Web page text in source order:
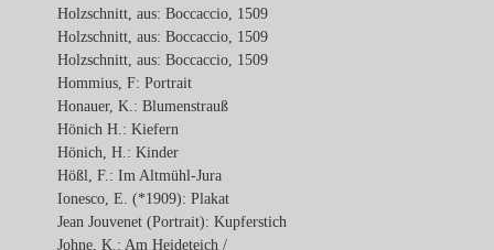
Holzschnitt, aus: Boccaccio, 1509
Holzschnitt, aus: Boccaccio, 1509
Holzschnitt, aus: Boccaccio, 1509
Hommius, F: Portrait
Honauer, K.: Blumenstrauß
Hönich H.: Kiefern
Hönich, H.: Kinder
Hößl, F.: Im Altmühl-Jura
Ionesco, E. (*1909): Plakat
Jean Jouvenet (Portrait): Kupferstich
Johne, K.: Am Heideteich /